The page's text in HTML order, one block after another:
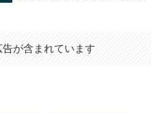
が含まれています